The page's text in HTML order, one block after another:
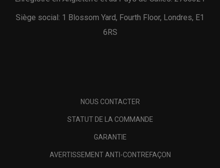
Siège social: 1 Blossom Yard, Fourth Floor, Londres, E1
6RS
NOUS CONTACTER
STATUT DE LA COMMANDE
GARANTIE
AVERTISSEMENT ANTI-CONTREFAÇON